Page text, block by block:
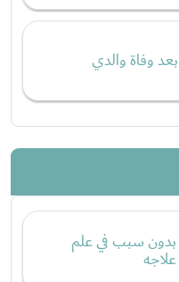
وفاة والدي
سبب في علم